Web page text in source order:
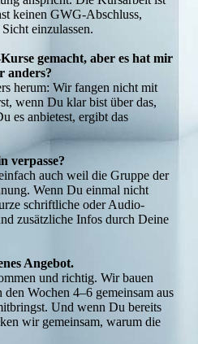
keinen GWG-Abschluss,
einzulassen.
gemacht, aber es hat mir
anders?
herum: Wir fangen nicht mit
wenn Du klar bist über das,
es anbietest, ergibt das
verpasse?
auch weil die Gruppe der
Wenn Du einmal nicht
schriftliche oder Audio-
zusätzliche Infos durch Deine
Angebot.
und richtig. Wir bauen
Wochen 4–6 gemeinsam aus
Und wenn Du bereits
wir gemeinsam, warum die